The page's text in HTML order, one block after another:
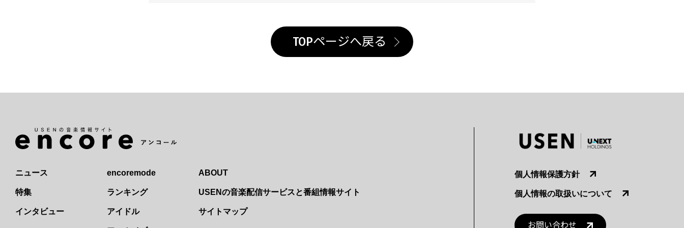
TOPページへ戻る
ニュース
特集
インタビュー
encoremode
ランキング
アイドル
ABOUT
USENの音楽配信サービスと番組情報サイト
サイトマップ
個人情報保護方針
個人情報の取扱いについて
お問い合わせ